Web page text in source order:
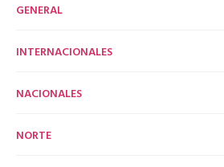
GENERAL
INTERNACIONALES
NACIONALES
NORTE